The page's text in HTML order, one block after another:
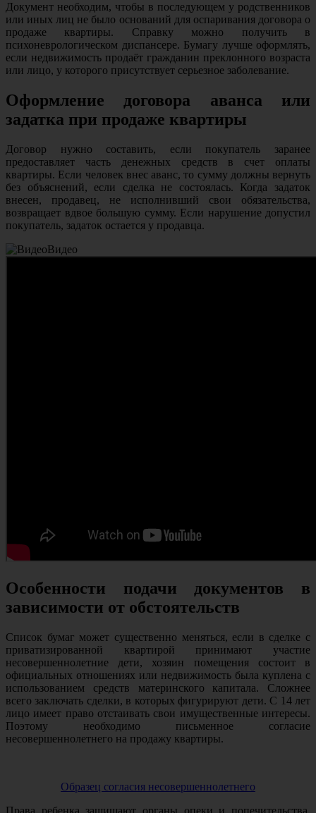
Документ необходим, чтобы в последующем у родственников
или иных лиц не было оснований для оспаривания договора о
продаже квартиры. Справку можно получить в
психоневрологическом диспансере. Бумагу лучше оформлять,
если недвижимость продаёт гражданин преклонного возраста
или лицо, у которого присутствует серьезное заболевание.
Оформление договора аванса или
задатка при продаже квартиры
Договор нужно составить, если покупатель заранее
предоставляет часть денежных средств в счет оплаты
квартиры. Если человек внес аванс, то сумму должны вернуть
без объяснений, если сделка не состоялась. Когда задаток
внесен, продавец, не исполнивший свои обязательства,
возвращает вдвое большую сумму. Если нарушение допустил
покупатель, задаток остается у продавца.
Видео
Особенности подачи документов в
зависимости от обстоятельств
Список бумаг может существенно меняться, если в сделке с
приватизированной квартирой принимают участие
несовершеннолетние дети, хозяин помещения состоит в
официальных отношениях или недвижимость была куплена с
использованием средств материнского капитала. Сложнее
всего заключать сделки, в которых фигурируют дети. С 14 лет
лицо имеет право отстаивать свои имущественные интересы.
Поэтому необходимо письменное согласие
несовершеннолетнего на продажу квартиры.
Образец согласия несовершеннолетнего
Права ребенка защищают органы опеки и попечительства.